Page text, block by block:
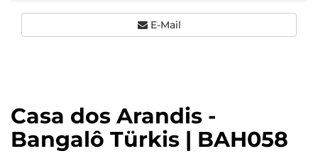
Casa dos Arandis -
Bangalô Türkis | BAH058
E-Mail